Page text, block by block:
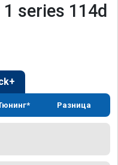
series 114d
Разница